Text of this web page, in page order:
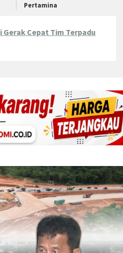
Pertamina
Gerak Cepat Tim Terpadu